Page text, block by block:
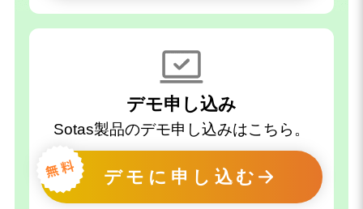
デモ申し込み
Sotas製品のデモ申し込みはこちら。
デモに申し込む